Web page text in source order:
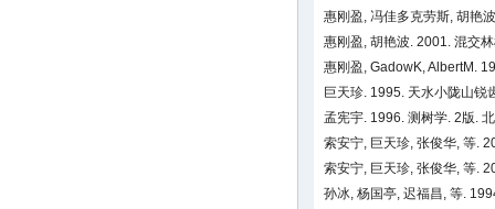
惠刚盈, 冯佳多克劳斯, 胡艳
惠刚盈, 胡艳波. 2001. 混交
惠刚盈, GadowK, AlbertM.
巨天珍. 1995. 天水小陇山
孟宪宇. 1996. 测树学. 2版.
索安宁, 巨天珍, 张俊华, 等.
索安宁, 巨天珍, 张俊华, 等.
孙冰, 杨国亭, 迟福昌, 等.